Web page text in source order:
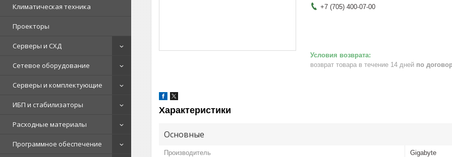
Климатическая техника
Проекторы
Серверы и СХД
Сетевое оборудование
Серверы и комплектующие
ИБП и стабилизаторы
Расходные материалы
Программное обеспечение
+7 (705) 400-07-00
возврат товара в течение 14 дней по
Характеристики
Основные
Производитель Gigabyte